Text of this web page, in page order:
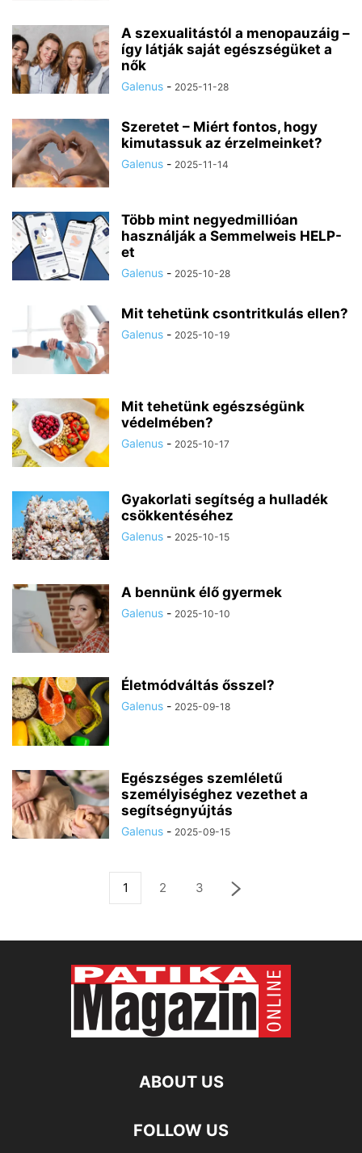
A szexualitástól a menopauzáig –
így látják saját egészségüket a
nők
Galenus - 2025-11-28
Szeretet – Miért fontos, hogy
kimutassuk az érzelmeinket?
Galenus - 2025-11-14
Több mint negyedmillióan
használják a Semmelweis HELP-
et
Galenus - 2025-10-28
Mit tehetünk csontritkulás ellen?
Galenus - 2025-10-19
Mit tehetünk egészségünk
védelmében?
Galenus - 2025-10-17
Gyakorlati segítség a hulladék
csökkentéséhez
Galenus - 2025-10-15
A bennünk élő gyermek
Galenus - 2025-10-10
Életmódváltás ősszel?
Galenus - 2025-09-18
Egészséges szemléletű
személyiséghez vezethet a
segítségnyújtás
Galenus - 2025-09-15
1 2 3
ABOUT US
FOLLOW US